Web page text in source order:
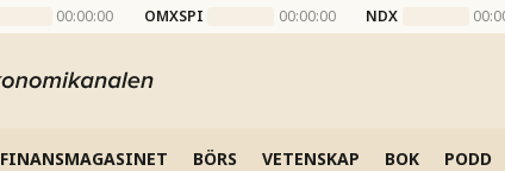
00:00:00 OMXSPI 00:00:00 NDX
FINANSMAGASINET BÖRS VETENSKAP BOK PODD